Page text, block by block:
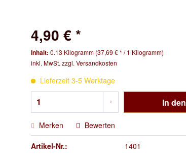
4,90 € *
Inhalt: 0.13 Kilogramm (37,69 € * / 1 Kilogramm)
inkl. MwSt. zzgl. Versandkosten
Lieferzeit 3-5 Werktage
In den
Merken Bewerten
Artikel-Nr.: 1401